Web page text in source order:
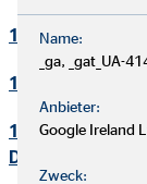
14. Präsenzen in
15. Plugins und
16. Änderung
Name:
_ga, _gat_UA-
Anbieter:
Google Ireland
Zweck: